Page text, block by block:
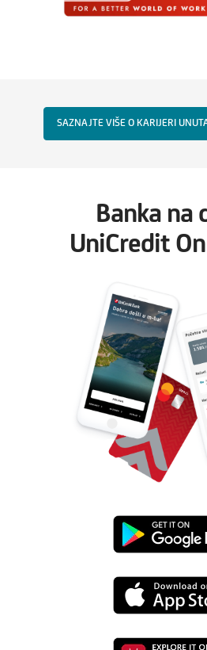
SAZNAJTE VIŠE O KARIJERI
Banka na
UniCredit
s
s